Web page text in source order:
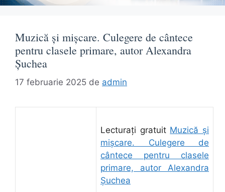
Muzică și mișcare. Culegere de cântece
pentru clasele primare, autor Alexandra
Șuchea
17 februarie 2025 de admin
Lecturați gratuit Muzică și
mișcare. Culegere de
cântece pentru clasele
primare, autor Alexandra
Șuchea